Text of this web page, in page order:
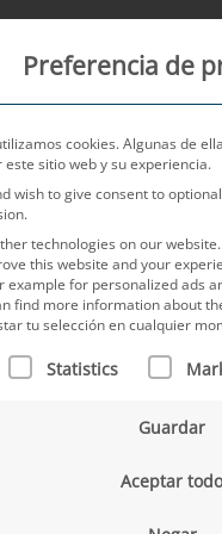
Noticias Sobre
de Ventas
el mundo y también
años de
es todo
Preferencia de
cookies. Algunas de
sitio web y su experiencia.
wish to give consent to
technologies on our
this website and your
example for personalized ads
find more information about
tu selección en cualquier
FIGURA UNA LISTA
Statistics
Guardar
Aceptar todo